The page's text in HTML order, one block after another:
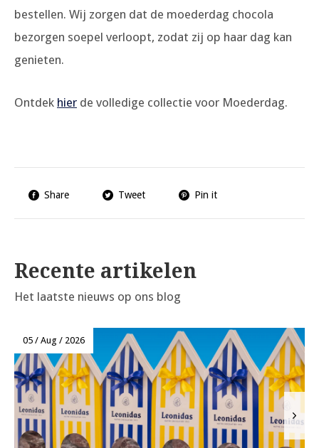
bestellen. Wij zorgen dat de moederdag chocola
bezorgen soepel verloopt, zodat zij op haar dag kan
genieten.
Ontdek hier de volledige collectie voor Moederdag.
Share Tweet Pin it
Recente artikelen
Het laatste nieuws op ons blog
05 / Aug / 2026